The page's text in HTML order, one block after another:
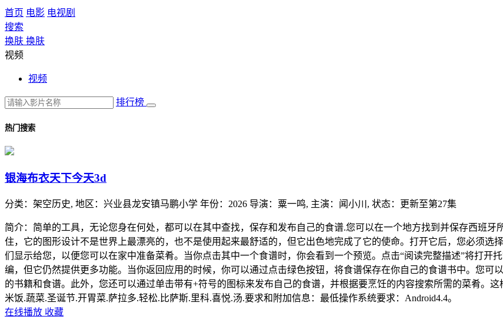
首页 电影 电视剧
搜索
换肤 换肤
视频
视频
排行榜
热门搜索
银海布衣天下今天3d
分类： 架空历史, 地区： 兴业县龙安镇马鹏小学 年份： 2026 导演： 粟一鸣, 主演： 闻小川, 状态：更新至第27集
简介：简单的工具，无论您身在何处，都可以在其中查找，保存和发布自己的食谱.您可以在一个地方找到并保存西班
住，它的图形设计不是世界上最漂亮的，也不是使用起来最舒适的，但它出色地完成了它的使命。打开它后，您必须选
们显示给您，以便您可以在家中准备菜肴。当你点击其中一个食谱时，你会看到一个预览。点击“阅读完整描述”将打开
编，但它仍然提供更多功能。当你返回应用的时候，你可以通过点击绿色按钮，将食谱保存在你自己的食谱书中。您可
的书籍和食谱。此外，您还可以通过单击带有+符号的图标来发布自己的食谱，并根据要烹饪的内容搜索所需的菜肴。
米饭.蔬菜.圣诞节.开胃菜.萨拉多.轻松.比萨斯.里科.喜悦.汤.要求和附加信息：最低操作系统要求：Android4.4。
在线播放 收藏